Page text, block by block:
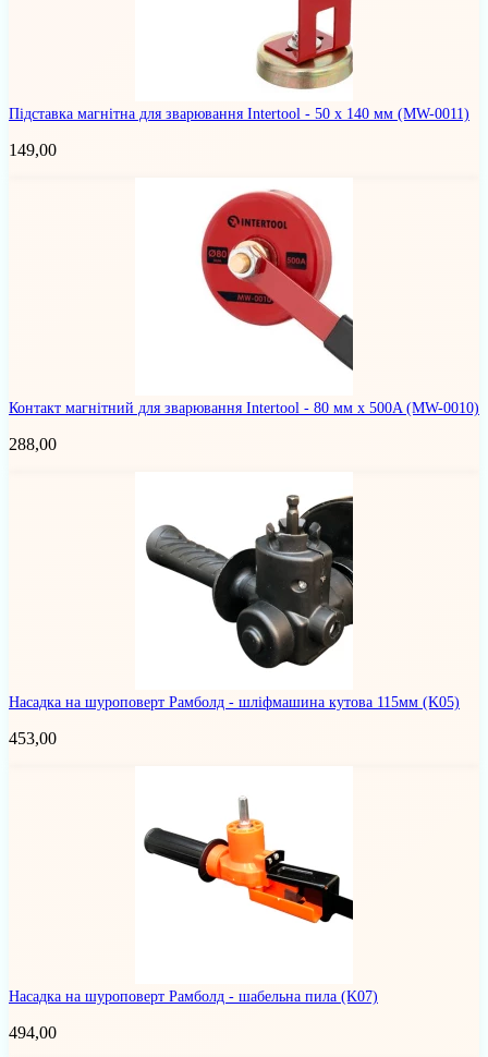
Підставка магнітна для зварювання Intertool - 50 x 140 мм (MW-0011)
149,00
Контакт магнітний для зварювання Intertool - 80 мм x 500A (MW-0010)
288,00
Насадка на шуроповерт Рамболд - шліфмашина кутова 115мм (K05)
453,00
Насадка на шуроповерт Рамболд - шабельна пила (K07)
494,00